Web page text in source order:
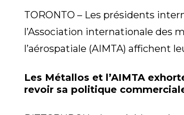
TORONTO – Les présidents
l’Association internationale des
l’aérospatiale (AIMTA) affichent
Les Métallos et l’AIMTA
revoir sa politique